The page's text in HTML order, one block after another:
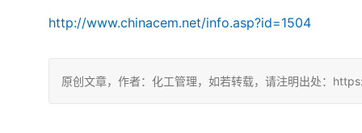
http://www.chinacem.net/info.asp?id=1504
原创文章，作者：化工管理，如若转载，请注明出处：